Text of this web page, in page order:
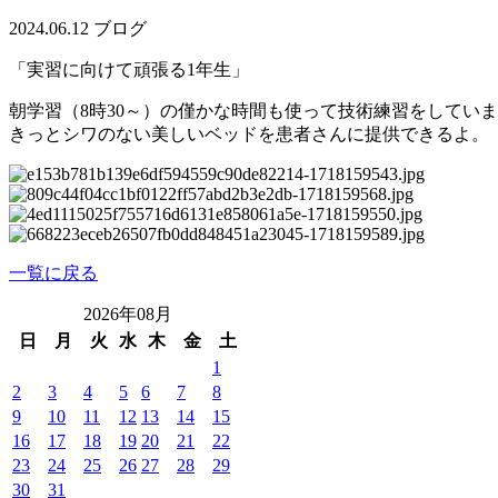
2024.06.12 ブログ
「実習に向けて頑張る1年生」
朝学習（8時30～）の僅かな時間も使って技術練習をしてい
きっとシワのない美しいベッドを患者さんに提供できるよ。
一覧に戻る
2026年08月
日
月 火 水 木 金
土
1
2
3 4 5 6 7
8
9
10 11 12 13 14
15
16
17 18 19 20 21
22
23
24 25 26 27 28
29
30
31